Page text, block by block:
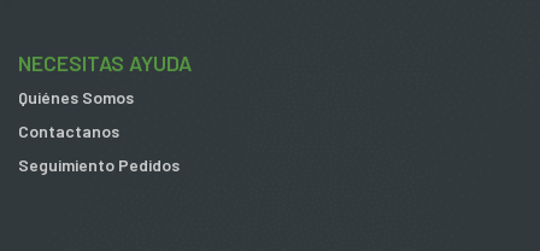
NECESITAS AYUDA
Quiénes Somos
Contactanos
Seguimiento Pedidos